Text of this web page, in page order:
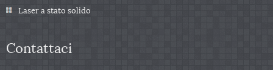
Laser a stato solido
Contattaci